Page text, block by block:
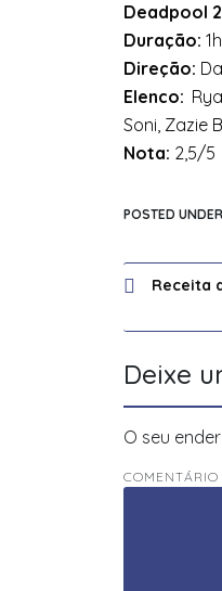
Deadpool 2
Duração:
Direção:
Elenco:
Soni, Zazie
Nota: 2,5/5
POSTED
de
Post
Receita
Deixe
O seu
COMENTÁRIO